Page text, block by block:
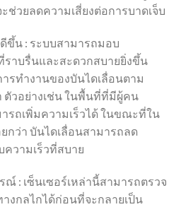
ช่วยลดความเสี่ยงต่อการบาดเจ็บ
ขึ้น : ระบบสามารถมอบ
าบรื่นและสะดวกสบายยิ่งขึ้น
รทำงานของบันไดเลื่อนตาม
ตัวอย่างเช่น ในพื้นที่ที่มีผู้คน
รถเพิ่มความเร็วได้ ในขณะที่ใน
ว่า บันไดเลื่อนสามารถลด
ความเร็วที่สบาย
ณ์ : เซ็นเซอร์เหล่านี้สามารถตรวจ
งกลไกได้ก่อนที่จะกลายเป็น